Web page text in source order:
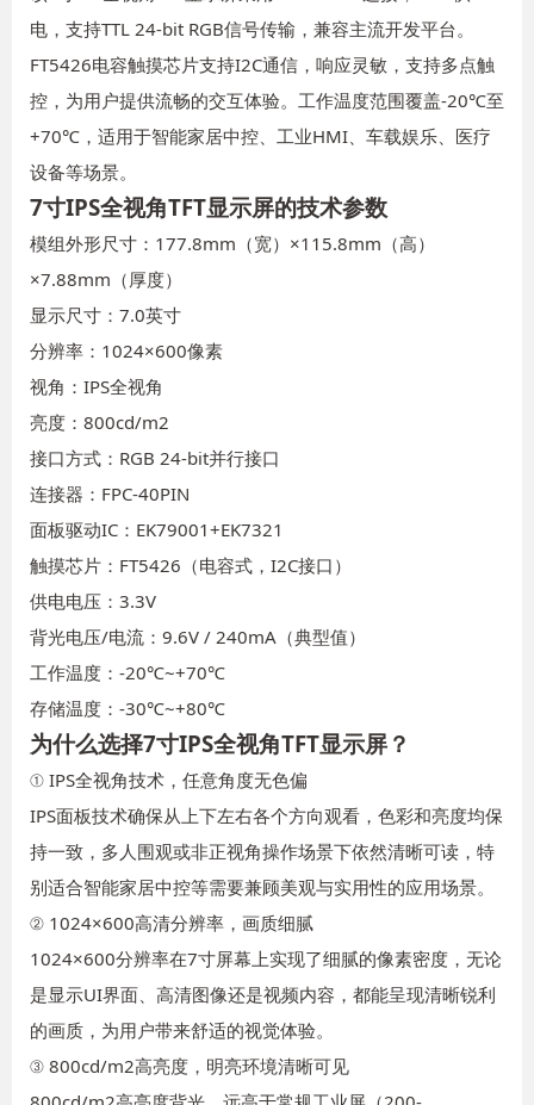
电，支持TTL 24-bit RGB信号传输，兼容主流开发平台。
FT5426电容触摸芯片支持I2C通信，响应灵敏，支持多点触
控，为用户提供流畅的交互体验。工作温度范围覆盖-20℃至
+70℃，适用于智能家居中控、工业HMI、车载娱乐、医疗
设备等场景。
7寸IPS全视角TFT显示屏的技术参数
模组外形尺寸：177.8mm（宽）×115.8mm（高）
×7.88mm（厚度）
显示尺寸：7.0英寸
分辨率：1024×600像素
视角：IPS全视角
亮度：800cd/m2
接口方式：RGB 24-bit并行接口
连接器：FPC-40PIN
面板驱动IC：EK79001+EK7321
触摸芯片：FT5426（电容式，I2C接口）
供电电压：3.3V
背光电压/电流：9.6V / 240mA（典型值）
工作温度：-20℃~+70℃
存储温度：-30℃~+80℃
为什么选择7寸IPS全视角TFT显示屏？
① IPS全视角技术，任意角度无色偏
IPS面板技术确保从上下左右各个方向观看，色彩和亮度均保
持一致，多人围观或非正视角操作场景下依然清晰可读，特
别适合智能家居中控等需要兼顾美观与实用性的应用场景。
② 1024×600高清分辨率，画质细腻
1024×600分辨率在7寸屏幕上实现了细腻的像素密度，无论
是显示UI界面、高清图像还是视频内容，都能呈现清晰锐利
的画质，为用户带来舒适的视觉体验。
③ 800cd/m2高亮度，明亮环境清晰可见